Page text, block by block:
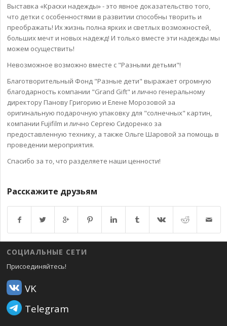
Выставка «Краски надежды» - это явное доказательство того,
что детки с особенностями в развитии способны творить и
преображать! Их жизнь полна ярких и светлых возможностей,
больших мечт и новых надежд! И только вместе эти надежды мы
можем осуществить!
Невозможное возможно вместе с "Разными детьми"!
Благотворительный Фонд "Разные дети" выражает огромную
благодарность компании "Grand Gift" и лично генеральному
директору Панову Григорию и Елене Морозовой за
оригинальную подарочную упаковку для "солнечных" картин,
компании Fujifilm и лично Сергею Сидоренко за
предоставленную технику, а также Ольге Шаровой за помощь в
проведении мероприятия.
Спасибо за то, что разделяете наши ценности!
Расскажите друзьям
Возврат к списку
СОЦИАЛЬНЫЕ СЕТИ
Присоединяйтесь!
VK
Telegram